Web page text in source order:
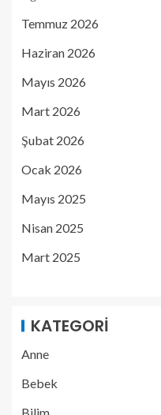
Temmuz 2026
Haziran 2026
Mayıs 2026
Mart 2026
Şubat 2026
Ocak 2026
Mayıs 2025
Nisan 2025
Mart 2025
KATEGORI
Anne
Bebek